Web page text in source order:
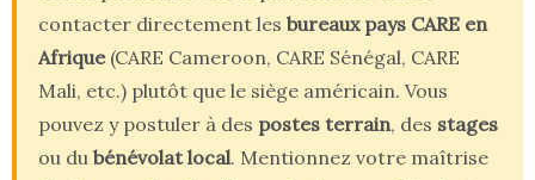
contacter directement les bureaux pays CARE en
Afrique(CARE Cameroon, CARE Sénégal, CARE
Mali, etc.) plutôt que le siège américain. Vous
pouvez y postuler à des postes terrain, des stages
ou du bénévolat local. Mentionnez votre maîtrise